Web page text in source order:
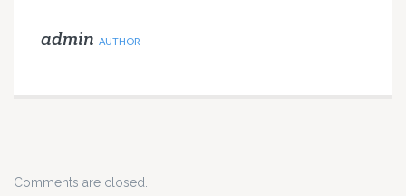
admin AUTHOR
Comments are closed.